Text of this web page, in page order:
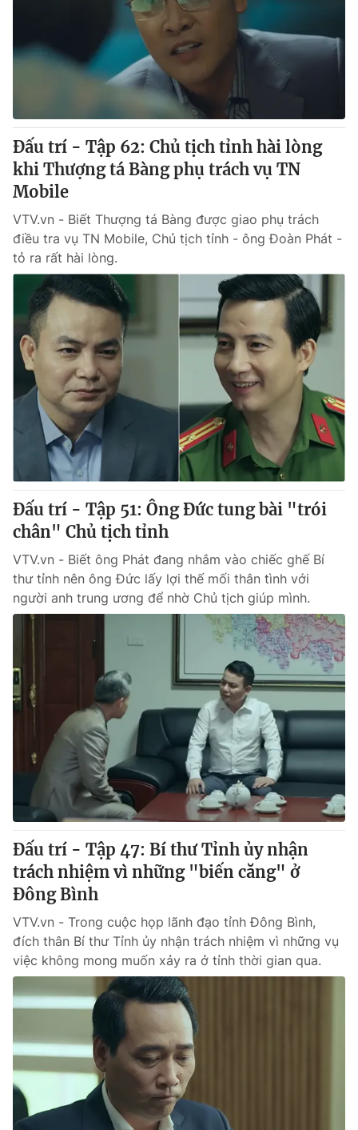
Đài Truyền hình Việt Nam
Cơ quan báo chí:Thời báo VTV
Giấy phép hoạt động báo in và báo điện tử số 483/GP-BTTTT
cấp ngày 29/12/2023
Phó Tổng Biên tập:Nguyễn Thị Mỹ Hạnh, Phạm Quốc Thắng,
Nguyễn Trọng Ninh
Tổng đài VTV:024.38 355 931 - 024.38 355 932
Ðiện thoại Thời báo VTV:
toasoan@vtv.vn
Liên hệ quảng cáo:024-7300.7108
® Cấm sao chép dưới mọi hình thức nếu không có sự chấp
thuận bằng văn bản. Ghi rõ nguồn VTV.vn khi phát hành lại
thông tin từ website này.
Đấu trí - Tập 62: Chủ tịch tỉnh hài lòng
khi Thượng tá Bàng phụ trách vụ TN
Mobile
VTV.vn - Biết Thượng tá Bàng được giao phụ trách
điều tra vụ TN Mobile, Chủ tịch tỉnh - ông Đoàn Phát -
tỏ ra rất hài lòng.
Đấu trí - Tập 51: Ông Đức tung bài "trói
chân" Chủ tịch tỉnh
VTV.vn - Biết ông Phát đang nhắm vào chiếc ghế Bí
thư tỉnh nên ông Đức lấy lợi thế mối thân tình với
người anh trung ương để nhờ Chủ tịch giúp mình.
Đấu trí - Tập 47: Bí thư Tỉnh ủy nhận
trách nhiệm vì những "biến căng" ở
Đông Bình
VTV.vn - Trong cuộc họp lãnh đạo tỉnh Đông Bình,
đích thân Bí thư Tỉnh ủy nhận trách nhiệm vì những vụ
việc không mong muốn xảy ra ở tỉnh thời gian qua.